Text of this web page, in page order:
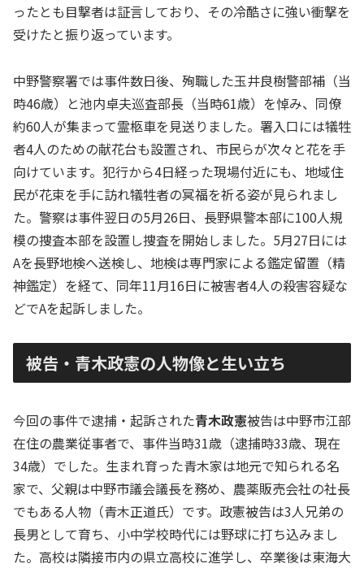
ったとも目撃者は証言しており、その冷酷さに強い衝撃を
受けたと振り返っています。
中野警察署では事件数日後、殉職した玉井良樹警部補（当
時46歳）と池内卓夫巡査部長（当時61歳）を悼み、同僚
約60人が集まって霊柩車を見送りました。署入口には犠牲
者4人のための献花台も設置され、市民らが次々と花を手
向けています。犯行から4日経った現場付近にも、地域住
民が花束を手に訪れ犠牲者の冥福を祈る姿が見られまし
た。警察は事件翌日の5月26日、長野県警本部に100人規
模の捜査本部を設置し捜査を開始しました。5月27日には
Aを長野地検へ送検し、地検は専門家による鑑定留置（精
神鑑定）を経て、同年11月16日に被害者4人の殺害容疑な
どでAを起訴しました。
被告・青木政憲の人物像と生い立ち
今回の事件で逮捕・起訴された青木政憲被告は中野市江部
在住の農業従事者で、事件当時31歳（逮捕時33歳、現在
34歳）でした。生まれ育った青木家は地元で知られる名
家で、父親は中野市議会議長を務め、農薬販売会社の社長
でもある人物（青木正道氏）です。政憲被告は3人兄弟の
長男として育ち、小中学校時代には野球に打ち込みまし
た。高校は隣接市内の県立高校に進学し、卒業後は東海大